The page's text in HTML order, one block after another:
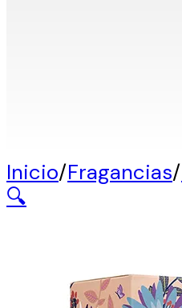
Inicio/Fragancias/
🔍